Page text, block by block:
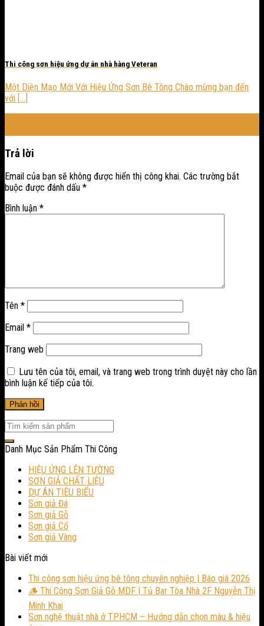
Thi công sơn hiệu ứng dự án nhà hàng Veteran
Một Diện Mạo Mới Với Hiệu Ứng Sơn Bê Tông Chào mừng bạn đến
với [...]
Trả lời
Email của bạn sẽ không được hiển thị công khai. Các trường bắt
buộc được đánh dấu *
Bình luận *
Tên *
Email *
Trang web
Lưu tên của tôi, email, và trang web trong trình duyệt này cho lần
bình luận kế tiếp của tôi.
Danh Mục Sản Phẩm Thi Công
HIỆU ỨNG LÊN TƯỜNG
SƠN GIẢ CHẤT LIỆU
DỰ ÁN TIÊU BIỂU
Sơn giả Đá
Sơn giả Gỗ
Sơn giả Cổ
Sơn giả Vàng
Bài viết mới
Thi công sơn hiệu ứng bê tông chuyên nghiệp | Báo giá 2026
🪵 Thi Công Sơn Giả Gỗ MDF | Tủ Bar Tòa Nhà 2F Nguyễn Thị
Minh Khai
Sơn nghệ thuật nhà ở TPHCM – Hướng dẫn chọn màu & hiệu